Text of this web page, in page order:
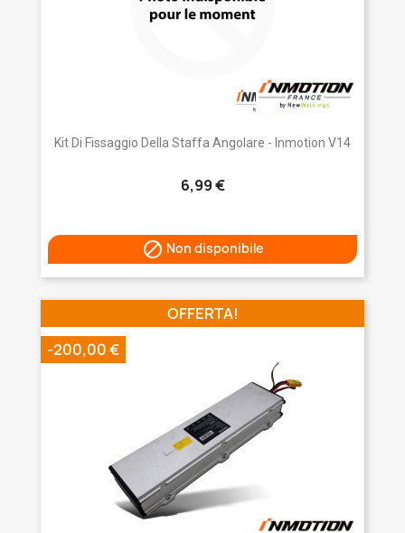
Kit Di Fissaggio Della Staffa Angolare - Inmotion V14
6,99 €
 Non disponibile
OFFERTA!
-200,00 €